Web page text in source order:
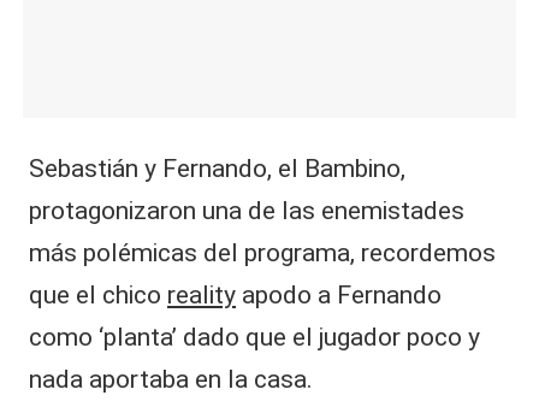
Sebastián y Fernando, el Bambino,
protagonizaron una de las enemistades
más polémicas del programa, recordemos
que el chico reality apodo a Fernando
como ‘planta’ dado que el jugador poco y
nada aportaba en la casa.